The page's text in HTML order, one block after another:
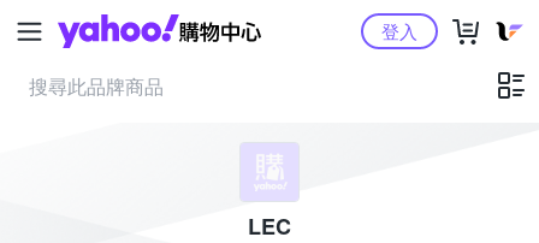
Yahoo購物中心登入
LEC